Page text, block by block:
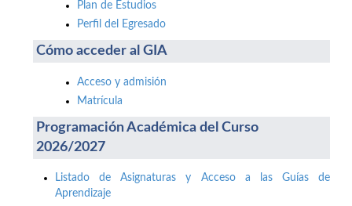
Plan de Estudios
Perfil del Egresado
Cómo acceder al GIA
Acceso y admisión
Matrícula
Programación Académica del Curso
2026/2027
Listado de Asignaturas y Acceso a las Guías de
Aprendizaje